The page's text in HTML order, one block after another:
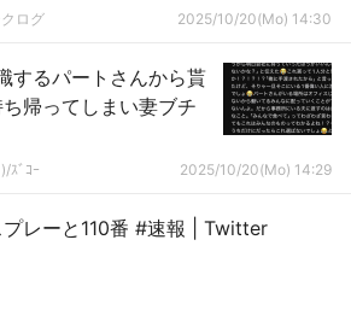
ログ 2025/10/20(Mo) 14:30
するパートさんから貰
帰ってしまい妻ブチ
ｽﾞｺｰ 2025/10/20(Mo) 14:29
山手線車内で催涙スプレーと110番 #速報 | Twitter